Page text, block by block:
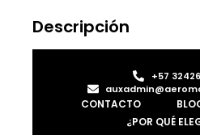
Descripción